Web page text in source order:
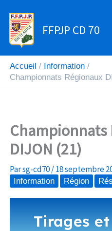
contenu
FFPJP CD 70
Accueil
Information
Championnats Régionaux
Championnats
DIJON (21)
Parsg-cd70/18 septembre
Information
Région
Tirages